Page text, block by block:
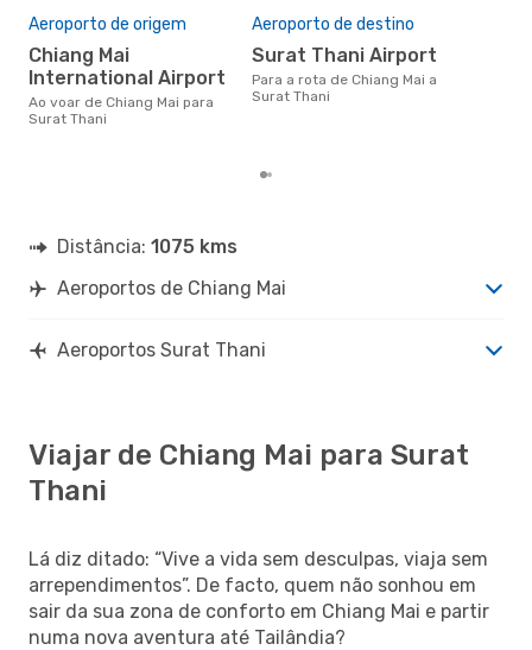
Aeroporto de origem
Chiang Mai
International Airport
Ao voar de Chiang Mai para
Surat Thani
Aeroporto de destino
Surat Thani Airport
Para a rota de Chiang Mai a
Surat Thani
Distância: 1075 kms
Aeroportos de Chiang Mai
Aeroportos Surat Thani
Viajar de Chiang Mai para Surat
Thani
Lá diz ditado: “Vive a vida sem desculpas, viaja sem
arrependimentos”. De facto, quem não sonhou em
sair da sua zona de conforto em Chiang Mai e partir
numa nova aventura até Tailândia?